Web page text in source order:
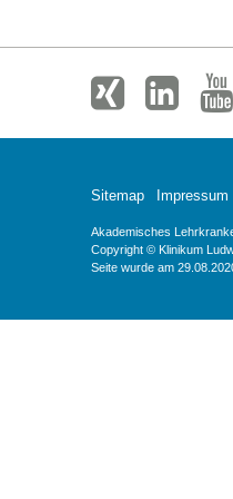
Sitemap Impressum
Akademisches
Copyright © Klinikum
Seite wurde am